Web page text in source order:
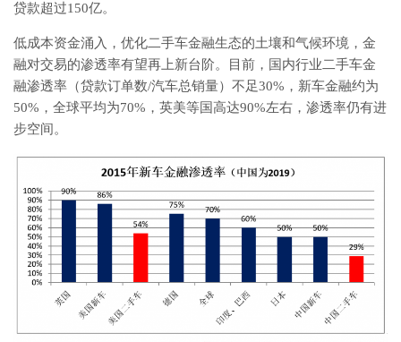
贷款超过150亿。
低成本资金涌入，优化二手车金融生态的土壤和气候环境，金
融对交易的渗透率有望再上新台阶。目前，国内行业二手车金
融渗透率（贷款订单数/汽车总销量）不足30%，新车金融约为
50%，全球平均为70%，英美等国高达90%左右，渗透率仍有进
步空间。